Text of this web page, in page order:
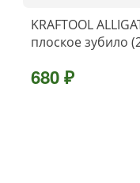
KRAFTOOL
плоское зубило
680 ₽